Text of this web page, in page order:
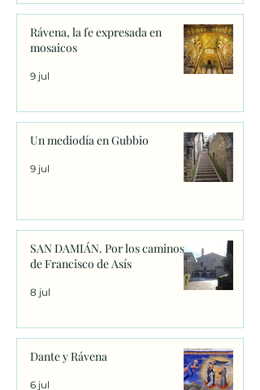
Rávena, la fe expresada en
mosaicos
9 jul
Un mediodía en Gubbio
9 jul
SAN DAMIÁN. Por los caminos
de Francisco de Asís
8 jul
Dante y Rávena
6 jul